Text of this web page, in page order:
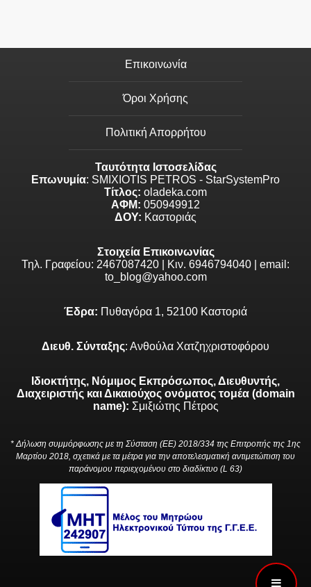
Επικοινωνία
Όροι Χρήσης
Πολιτική Απορρήτου
Ταυτότητα Ιστοσελίδας
Επωνυμία: SMIXIOTIS PETROS - StarSystemPro
Τίτλος: oladeka.com
ΑΦΜ: 050949912
ΔΟΥ: Καστοριάς
Στοιχεία Επικοινωνίας
Τηλ. Γραφείου: 2467087420 | Κιν. 6946794040 | email:
to_blog@yahoo.com
Έδρα: Πυθαγόρα 1, 52100 Καστοριά
Διευθ. Σύνταξης: Ανθούλα Χατζηχριστοφόρου
Ιδιοκτήτης, Νόμιμος Εκπρόσωπος, Διευθυντής,
Διαχειριστής και Δικαιούχος ονόματος τομέα (domain
name): Σμιξιώτης Πέτρος
* Δήλωση συμμόρφωσης με τη Σύσταση (ΕΕ) 2018/334 της Επιτροπής της 1ης
Μαρτίου 2018, σχετικά με τα μέτρα για την αποτελεσματική αντιμετώπιση του
παράνομου περιεχομένου στο διαδίκτυο (L 63)